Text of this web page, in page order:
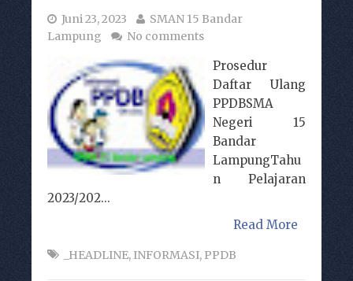
Juni 23, 2023
SMAN 15 Bandar
Lampung
No comments
Prosedur
Daftar Ulang
PPDBSMA
Negeri 15
Bandar
LampungTahu
n Pelajaran
2023/202...
Read More
_HEADLINE, INFORMASI, PPDB